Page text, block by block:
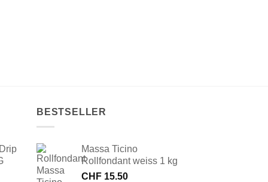
BESTSELLER
Massa Ticino
Rollfondant weiss 1 kg
CHF 15.50